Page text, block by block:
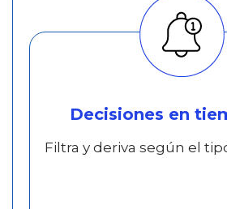
Decisiones en
Filtra y deriva según el